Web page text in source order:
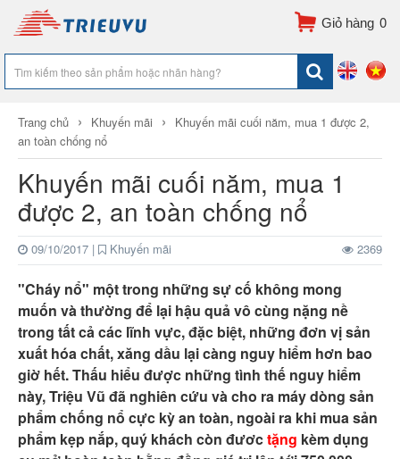
0
Trang chủ › Khuyến mãi ›
Khuyến mãi cuối năm, mua 1 được 2,
an toàn chống nổ
Khuyến mãi cuối năm, mua 1
được 2, an toàn chống nổ
09/10/2017 | Khuyến mãi 2369
"Cháy nổ" một trong những sự cố không mong
muốn và thường để lại hậu quả vô cùng nặng nề
trong tất cả các lĩnh vực, đặc biệt, những đơn vị sản
xuất hóa chất, xăng dầu lại càng nguy hiểm hơn bao
giờ hết. Thấu hiểu được những tình thế nguy hiểm
này, Triệu Vũ đã nghiên cứu và cho ra máy dòng sản
phẩm chống nổ cực kỳ an toàn, ngoài ra khi mua sản
phẩm kẹp nắp, quý khách còn đươctặng kèm dụng